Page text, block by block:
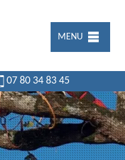
MENU
07 80 34 83 45